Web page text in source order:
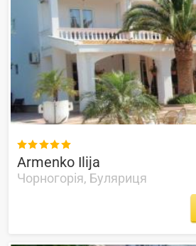

Armenko Ilija
Чорногорія, Буляриця